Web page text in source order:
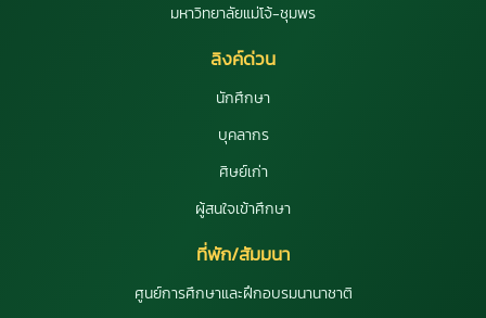
มหาวิทยาลัยแม่โจ้-ชุมพร
ลิงค์ด่วน
นักศึกษา
บุคลากร
ศิษย์เก่า
ผู้สนใจเข้าศึกษา
ที่พัก/สัมมนา
ศูนย์การศึกษาและฝึกอบรมนานาชาติ